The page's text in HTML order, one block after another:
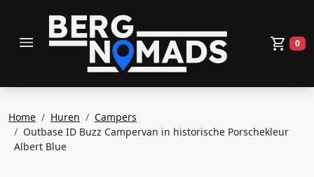
toggle menu 0
Home Huren
Campers
Outbase ID Buzz Campervan in historische Porschekleur
Albert Blue